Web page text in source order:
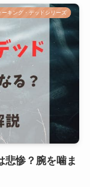
ーキング・デッドシリーズ
悲惨？腕を噛ま